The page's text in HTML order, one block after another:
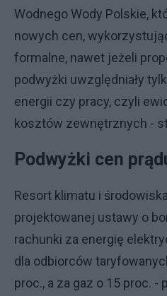
Wodnego Wody Polskie,
nowych cen,
formalne, nawet jeżeli
podwyżki uwzględniały
energii czy pracy, czyli
kosztów zewnętrznych -
Podwyżki cen
Resort klimatu i
projektowanej ustawy o
rachunki za energię
dla odbiorców
proc., a za gaz o 15 proc. -